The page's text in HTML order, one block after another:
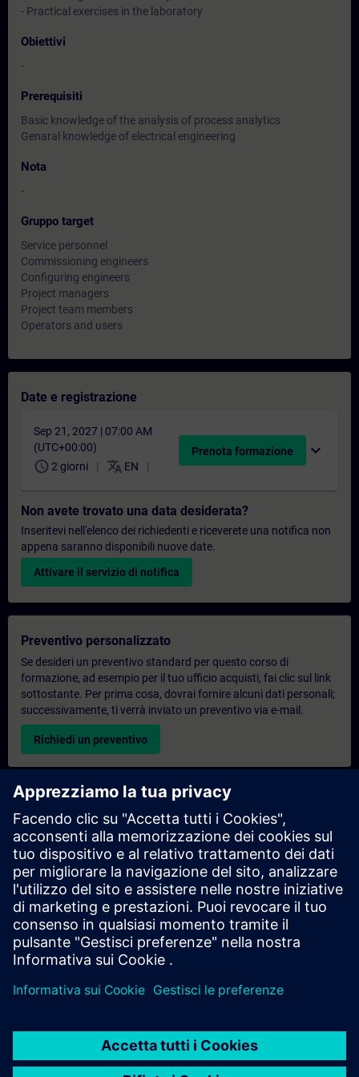
- Practical exercises in the laboratory
Obiettivi
-
Prerequisiti
Basic knowledge of the analysis of process analytics
Genaral knowledge of electrical engineering
Nota
-
Gruppo target
Service personnel
Commissioning engineers
Configuring engineers
Project managers
Project team members
Operators and users
Date e registrazione
Sep 21, 2027 | 07:00 AM
(UTC+00:00)
schedule 2 giorni translate EN
Prenota formazione expand_more
Non avete trovato una data desiderata?
Inseritevi nell'elenco dei richiedenti e riceverete una notifica non
appena saranno disponibili nuove date.
Attivare il servizio di notifica
Preventivo personalizzato
Se desideri un preventivo standard per questo corso di
formazione, ad esempio per il tuo ufficio acquisti, fai clic sul link
sottostante. Per prima cosa, dovrai fornire alcuni dati personali;
successivamente, ti verrà inviato un preventivo via e-mail.
Richiedi un preventivo
Richiesta di informazioni su corsi di formazione
esclusivi
Compila il modulo di richiesta sottostante se hai bisogno di un
preventivo per un corso di formazione esclusivo in sede,
virtualmente o presso il nostro centro di formazione SITRAIN.
Questo tipo di richiesta è adatto a gruppi più numerosi (da 6
persone in su). Dopo aver fornito i tuoi dati di contatto e le tue
esigenze formative, riceverai un preventivo da parte nostra.
Richiedi un preventivo esclusivo